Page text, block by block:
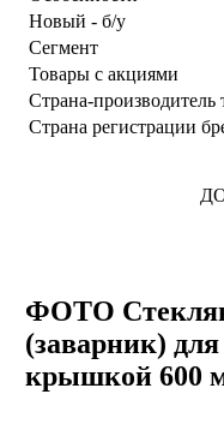
Новый - б/у
Сегмент
Товары с акциями
Страна-производитель
Страна регистрации
ФОТО
(заварник)
крышкой 600